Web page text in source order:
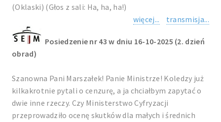
(Oklaski) (Głos z sali: Ha, ha, ha!)
więcej...
transmisja...
Posiedzenie nr 43 w dniu 16-10-2025 (2. dzień
obrad)
Szanowna Pani Marszałek! Panie Ministrze! Koledzy już
kilkakrotnie pytali o cenzurę, a ja chciałbym zapytać o
dwie inne rzeczy. Czy Ministerstwo Cyfryzacji
przeprowadziło ocenę skutków dla małych i średnich